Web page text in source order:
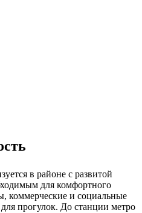
в районе с развитой
для комфортного
коммерческие и социальные
прогулок. До станции метро